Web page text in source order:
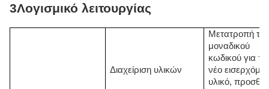
3Λογισμικό λειτουργίας
Διαχείριση υλικών
Μετατροπή
μοναδικού
κωδικού για το
νέο
υλικό,